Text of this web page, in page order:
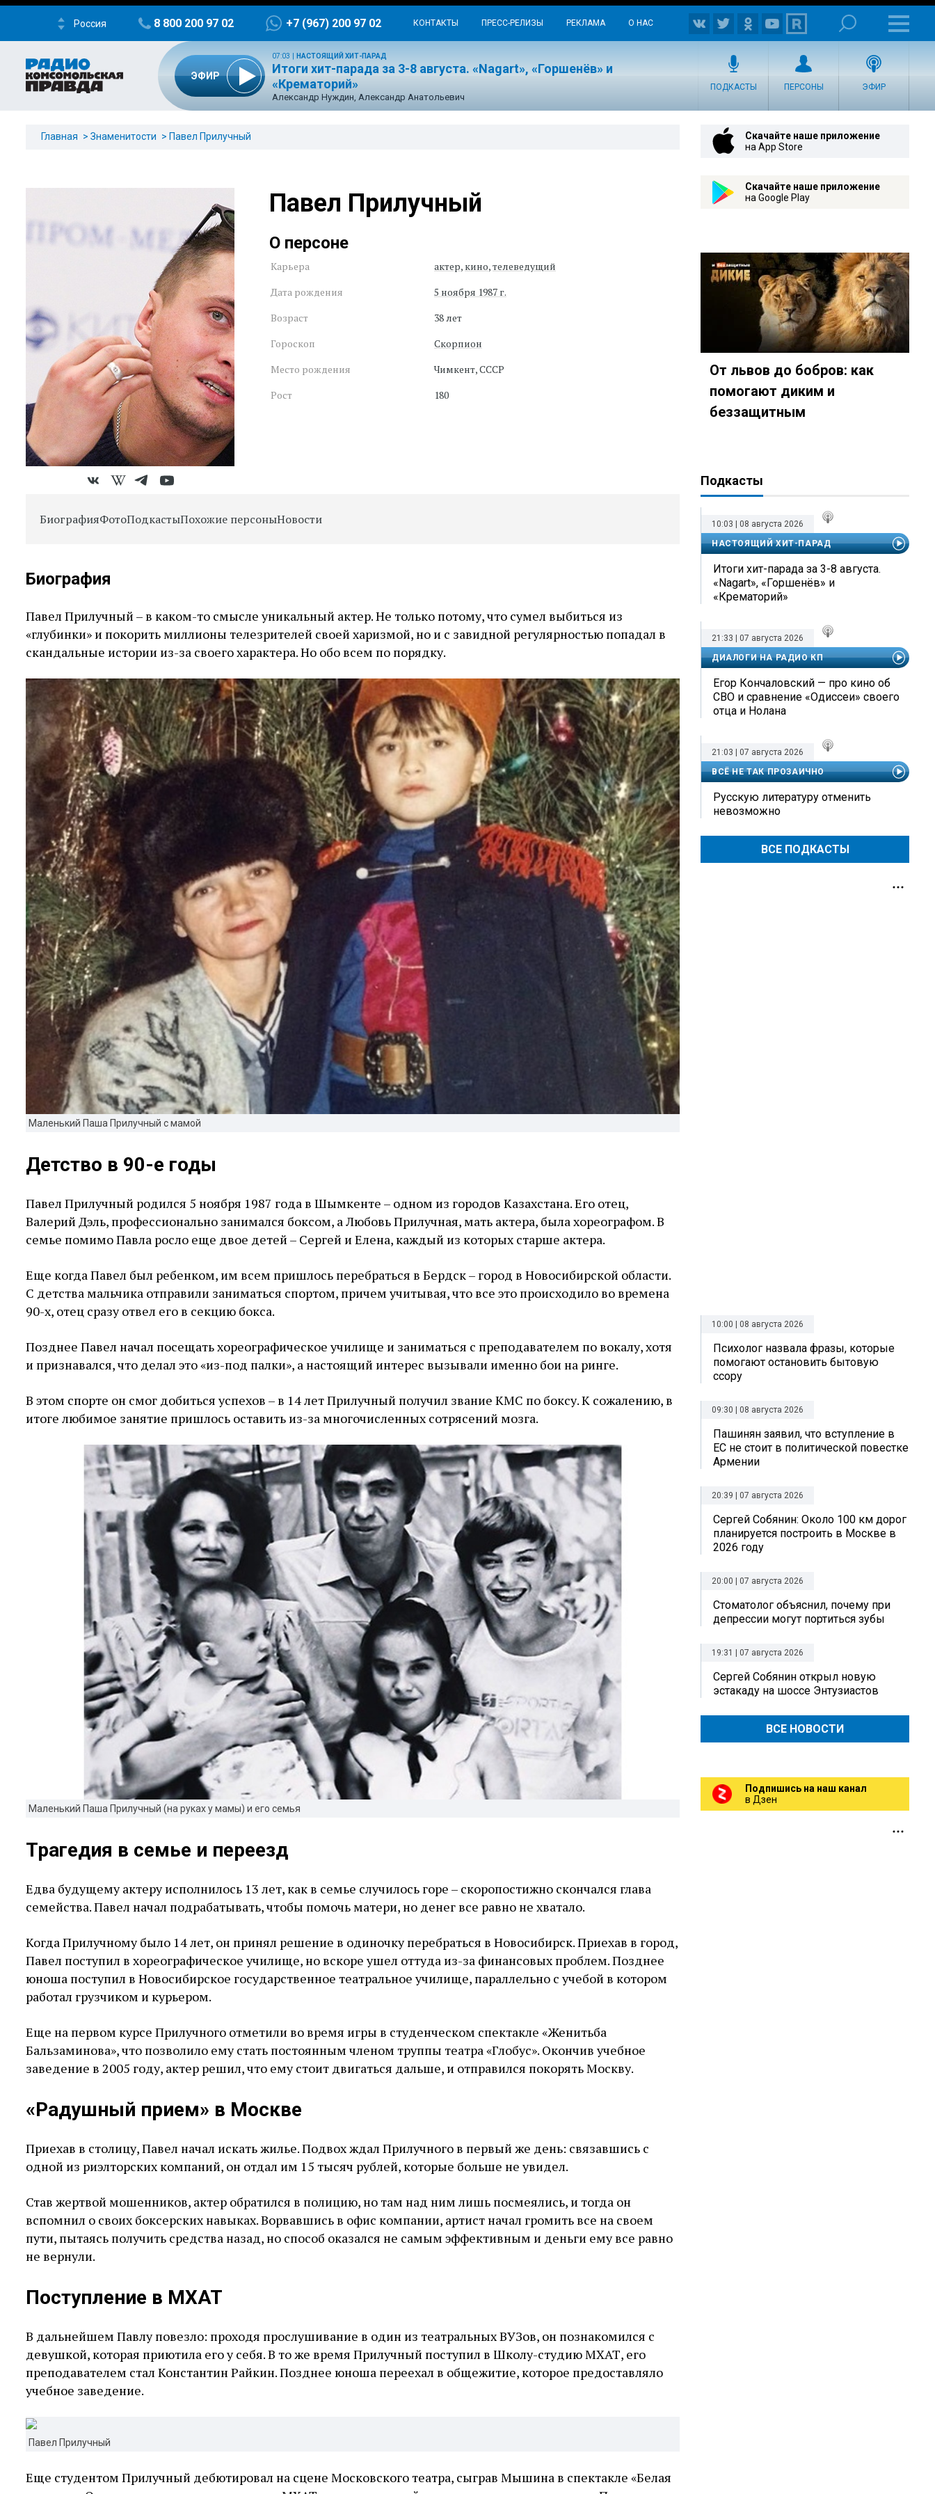
Россия 8 800 200 97 02 +7 (967) 200 97 02 КОНТАКТЫ ПРЕСС-РЕЛИЗЫ РЕКЛАМА О НАС
ЭФИР
07:03 НАСТОЯЩИЙ ХИТ-ПАРАД
Итоги хит-парада за 3-8 августа. «Nagart», «Горшенёв» и
«Крематорий»
Александр Нуждин, Александр Анатольевич
ПОДКАСТЫ ПЕРСОНЫ ЭФИР
Главная Знаменитости Павел Прилучный
Павел Прилучный
О персоне
Карьера актер, кино,телеведущий
Дата рождения
5 ноября 1987 г.
Возраст
38 лет
Гороскоп
Скорпион
Место рождения
Чимкент, СССР
Рост
180
БиографияФотоПодкастыПохожие персоныНовости
Биография
Павел Прилучный – в каком-то смысле уникальный актер. Не только потому, что сумел выбиться из
«глубинки» и покорить миллионы телезрителей своей харизмой, но и с завидной регулярностью попадал в
скандальные истории из-за своего характера. Но обо всем по порядку.
Маленький Паша Прилучный с мамой
Детство в 90-е годы
Павел Прилучный родился 5 ноября 1987 года в Шымкенте – одном из городов Казахстана. Его отец,
Валерий Дэль, профессионально занимался боксом, а Любовь Прилучная, мать актера, была хореографом. В
семье помимо Павла росло еще двое детей – Сергей и Елена, каждый из которых старше актера.
Еще когда Павел был ребенком, им всем пришлось перебраться в Бердск – город в Новосибирской области.
С детства мальчика отправили заниматься спортом, причем учитывая, что все это происходило во времена
90-х, отец сразу отвел его в секцию бокса.
Позднее Павел начал посещать хореографическое училище и заниматься с преподавателем по вокалу, хотя
и признавался, что делал это «из-под палки», а настоящий интерес вызывали именно бои на ринге.
В этом спорте он смог добиться успехов – в 14 лет Прилучный получил звание КМС по боксу. К сожалению, в
итоге любимое занятие пришлось оставить из-за многочисленных сотрясений мозга.
Маленький Паша Прилучный (на руках у мамы) и его семья
Трагедия в семье и переезд
Едва будущему актеру исполнилось 13 лет, как в семье случилось горе – скоропостижно скончался глава
семейства. Павел начал подрабатывать, чтобы помочь матери, но денег все равно не хватало.
Когда Прилучному было 14 лет, он принял решение в одиночку перебраться в Новосибирск. Приехав в город,
Павел поступил в хореографическое училище, но вскоре ушел оттуда из-за финансовых проблем. Позднее
юноша поступил в Новосибирское государственное театральное училище, параллельно с учебой в котором
работал грузчиком и курьером.
Еще на первом курсе Прилучного отметили во время игры в студенческом спектакле «Женитьба
Бальзаминова», что позволило ему стать постоянным членом труппы театра «Глобус». Окончив учебное
заведение в 2005 году, актер решил, что ему стоит двигаться дальше, и отправился покорять Москву.
«Радушный прием» в Москве
Приехав в столицу, Павел начал искать жилье. Подвох ждал Прилучного в первый же день: связавшись с
одной из риэлторских компаний, он отдал им 15 тысяч рублей, которые больше не увидел.
Став жертвой мошенников, актер обратился в полицию, но там над ним лишь посмеялись, и тогда он
вспомнил о своих боксерских навыках. Ворвавшись в офис компании, артист начал громить все на своем
пути, пытаясь получить средства назад, но способ оказался не самым эффективным и деньги ему все равно
не вернули.
Поступление в МХАТ
В дальнейшем Павлу повезло: проходя прослушивание в один из театральных ВУЗов, он познакомился с
девушкой, которая приютила его у себя. В то же время Прилучный поступил в Школу-студию МХАТ, его
преподавателем стал Константин Райкин. Позднее юноша переехал в общежитие, которое предоставляло
учебное заведение.
Павел Прилучный
Еще студентом Прилучный дебютировал на сцене Московского театра, сыграв Мышина в спектакле «Белая
Скачайте наше приложение
на App Store
Скачайте наше приложение
на Google Play
От львов до бобров: как
помогают диким и
беззащитным
Подкасты
10:03 | 08 августа 2026
НАСТОЯЩИЙ ХИТ-ПАРАД
Итоги хит-парада за 3-8 августа.
«Nagart», «Горшенёв» и
«Крематорий»
21:33 | 07 августа 2026
ДИАЛОГИ НА РАДИО КП
Егор Кончаловский — про кино об
СВО и сравнение «Одиссеи» своего
отца и Нолана
21:03 | 07 августа 2026
ВСЁ НЕ ТАК ПРОЗАИЧНО
Русскую литературу отменить
невозможно
ВСЕ ПОДКАСТЫ
10:00 | 08 августа 2026
Психолог назвала фразы, которые
помогают остановить бытовую
ссору
09:30 | 08 августа 2026
Пашинян заявил, что вступление в
ЕС не стоит в политической повестке
Армении
20:39 | 07 августа 2026
Сергей Собянин: Около 100 км дорог
планируется построить в Москве в
2026 году
20:00 | 07 августа 2026
Стоматолог объяснил, почему при
депрессии могут портиться зубы
19:31 | 07 августа 2026
Сергей Собянин открыл новую
эстакаду на шоссе Энтузиастов
ВСЕ НОВОСТИ
Подпишись на наш канал
в Дзен